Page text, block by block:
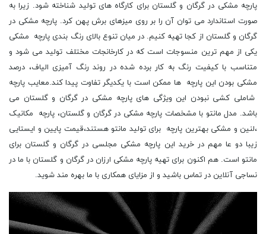
پارچه مشکی در گرگان و گلستان برای کارگاه های تولید شناخته شود. زیرا به
صورت استاندارد می توان آن را بر روی میزهای برش پهن کرد. پارچه مشکی در
گرگان و گلستان از کجا تهیه کنیم. در میان تنوع بالای رنگ بندی پارچه مشکی
یکی از مهم ترین منسوجات است که در کارخانجات مختلف تولید می شود و
متناسب با کیفیت رنگ به کار برده شده در روند رنگ آمیزی الیاف، درصد
مشکی بودن این پارچه ها ممکن است با یکدیگر تفاوت پیدا کند.معایب پارچه
شاملی کشی نبودن این ویژگی های پارچه مشکی در گرگان و گلستان می
باشد. مدل مانتو با مشخصات پارچه مشکی در گرگان و گلستان، پارچه مکانیک
،لنین و مشکی بهترین پارچه برای تولید مانتو هستند،قیمت پایین و ایستایی
زیبا دو عا مهم در خرید این پارچه مشکی مجلسی در گرگان و گلستان برای
مانتو است. هم اکنون برای تهیه پارچه مشکی ارزان در گرگان و گلستان با ما در
نساجی آنلاین در تماس باشید و از مزایای همکاری با ما بهره مند شوید.